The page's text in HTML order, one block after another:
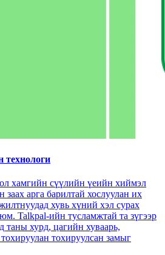
технологи
хамгийн сүүлийн үеийн хиймэл
заах арга барилтай хослуулан их
хувь хүний ​​хэл сурах
Talkpal-ийн тусламжтай та зүгээр
таны хурд, цагийн хуваарь,
тохируулсан замыг